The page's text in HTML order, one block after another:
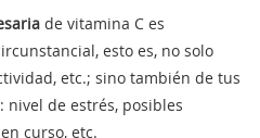
de vitamina C es
esto es, no solo
etc.; sino también de tus
de estrés, posibles
curso, etc.